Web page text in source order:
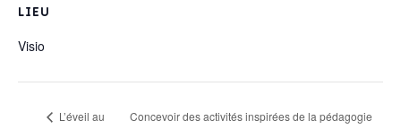
LIEU
Visio
L’éveil au
Concevoir des activités inspirées de la pédagogie